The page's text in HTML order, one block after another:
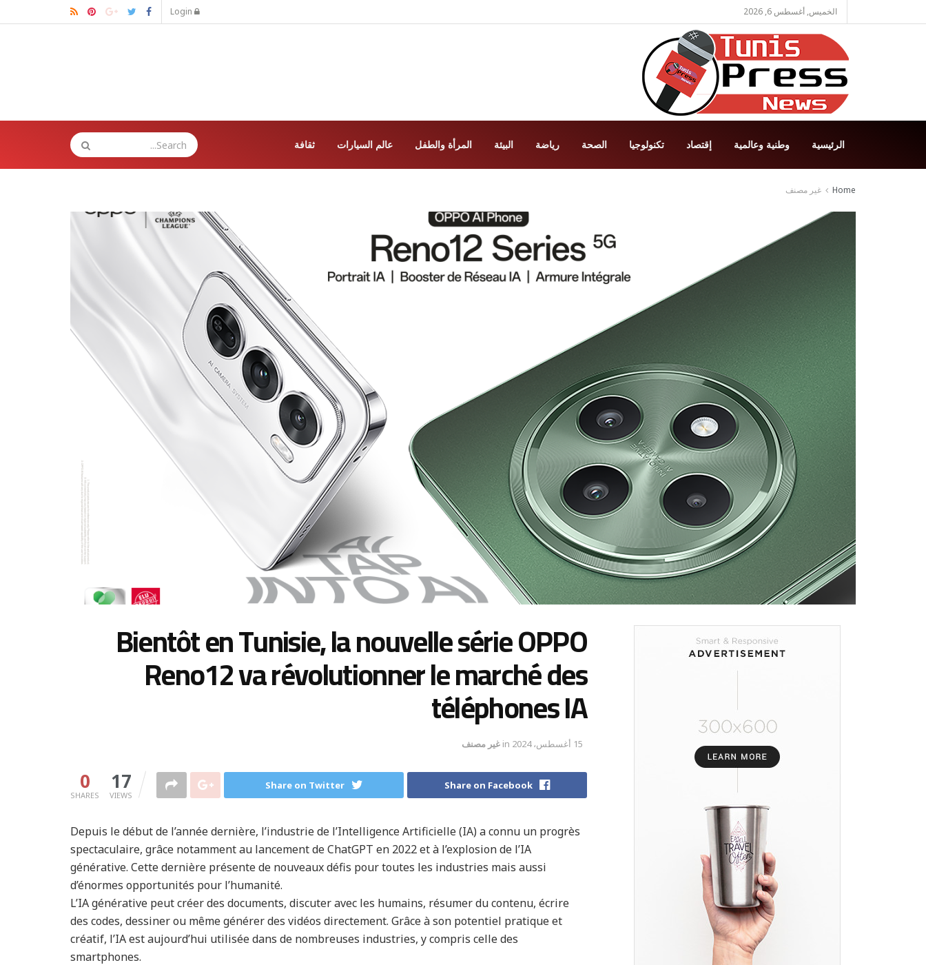
الخميس, أغسطس 6, 2026
الرئيسية وطنية وعالمية إقتصاد تكنولوجيا الصحة رياضة البيئة المرأة والطفل عالم السيارات ثقافة
Home غير مصنف
Bientôt en Tunisie, la nouvelle série OPPO
Reno12 va révolutionner le marché des
téléphones IA
15 أغسطس، 2024 in غير مصنف
0
SHARES
17
VIEWS
Share on Facebook
Share on Twitter
Depuis le début de l’année dernière, l’industrie de l’Intelligence Artificielle (IA) a connu un progrès
spectaculaire, grâce notamment au lancement de ChatGPT en 2022 et à l’explosion de l’IA
générative. Cette dernière présente de nouveaux défis pour toutes les industries mais aussi
d’énormes opportunités pour l’humanité.
L’IA générative peut créer des documents, discuter avec les humains, résumer du contenu, écrire
des codes, dessiner ou même générer des vidéos directement. Grâce à son potentiel pratique et
créatif, l’IA est aujourd’hui utilisée dans de nombreuses industries, y compris celle des
smartphones.